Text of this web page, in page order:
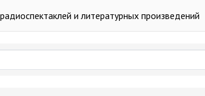
и литературных произведений